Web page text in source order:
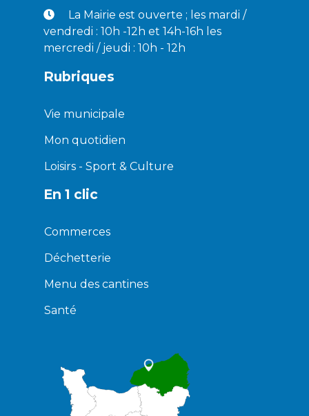
La Mairie est ouverte ; les mardi /
vendredi : 10h -12h et 14h-16h les
mercredi / jeudi : 10h - 12h
Rubriques
Vie municipale
Mon quotidien
Loisirs - Sport & Culture
En 1 clic
Commerces
Déchetterie
Menu des cantines
Santé